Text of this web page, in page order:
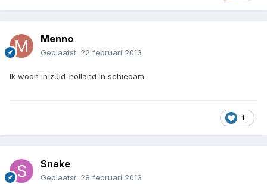
Menno
Geplaatst: 22 februari 2013
Ik woon in zuid-holland in schiedam
1
Snake
Geplaatst: 28 februari 2013